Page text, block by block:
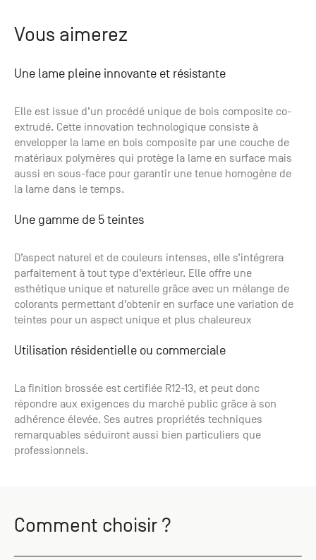
Vous aimerez
Une lame pleine innovante et résistante
Elle est issue d’un procédé unique de bois composite co-
extrudé. Cette innovation technologique consiste à
envelopper la lame en bois composite par une couche de
matériaux polymères qui protège la lame en surface mais
aussi en sous-face pour garantir une tenue homogène de
la lame dans le temps.
Une gamme de 5 teintes
D’aspect naturel et de couleurs intenses, elle s’intégrera
parfaitement à tout type d’extérieur. Elle offre une
esthétique unique et naturelle grâce avec un mélange de
colorants permettant d’obtenir en surface une variation de
teintes pour un aspect unique et plus chaleureux
Utilisation résidentielle ou commerciale
La finition brossée est certifiée R12-13, et peut donc
répondre aux exigences du marché public grâce à son
adhérence élevée. Ses autres propriétés techniques
remarquables séduiront aussi bien particuliers que
professionnels.
Comment choisir ?